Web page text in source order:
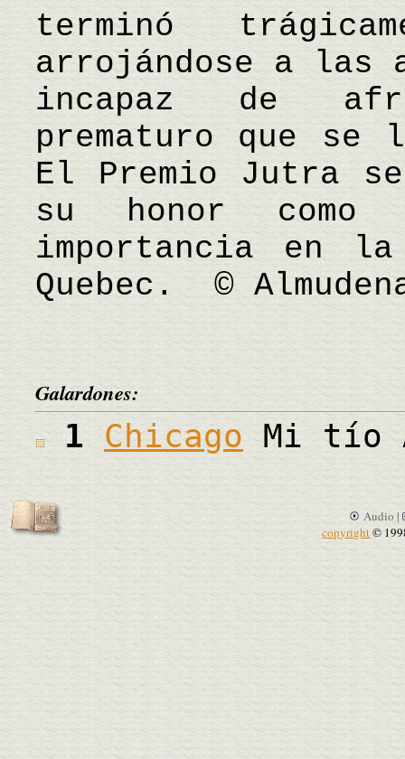
terminó
arrojándose a las
incapaz de
prematuro que se
El Premio Jutra se
su honor como
importancia en
Quebec. ©
Galardones:
1ChicagoMi tío
Audio |
copyright©